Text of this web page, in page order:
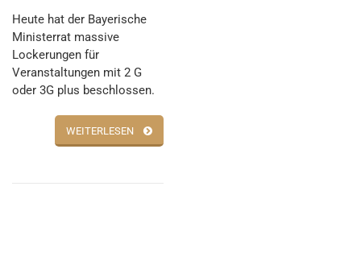
Heute hat der Bayerische
Ministerrat massive
Lockerungen für
Veranstaltungen mit 2 G
oder 3G plus beschlossen.
WEITERLESEN